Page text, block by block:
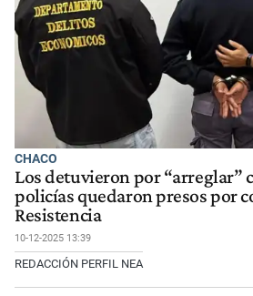
CHACO
Los detuvieron por “arreglar”
policías quedaron presos por
Resistencia
10-12-2025 13:39
REDACCIÓN PERFIL NEA